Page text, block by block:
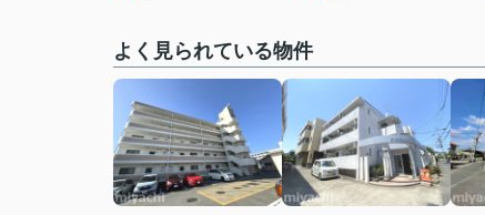
よく見られている物件